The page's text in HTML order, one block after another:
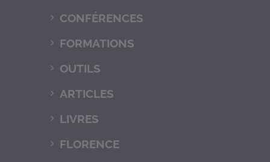
CONFÉRENCES
FORMATIONS
OUTILS
ARTICLES
LIVRES
FLORENCE